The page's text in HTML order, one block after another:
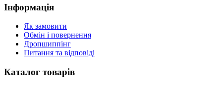
Інформація
Як замовити
Обмін і повернення
Дропшиппінг
Питання та відповіді
Каталог товарів